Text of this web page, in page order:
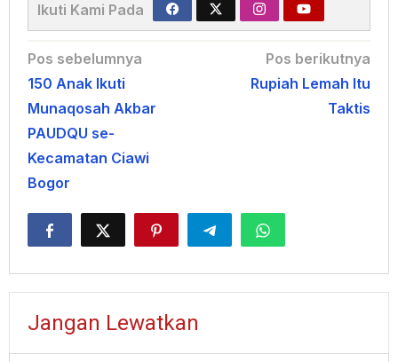
Ikuti Kami Pada
Navigasi
pos
Pos sebelumnya
150 Anak Ikuti
Munaqosah Akbar
PAUDQU se-
Kecamatan Ciawi
Bogor
Pos berikutnya
Rupiah Lemah Itu
Taktis
Jangan Lewatkan